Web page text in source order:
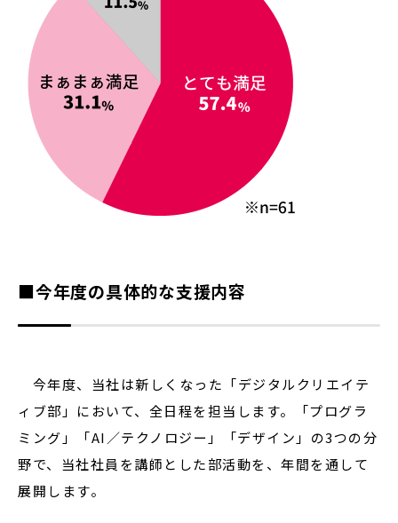
■今年度の具体的な支援内容
今年度、当社は新しくなった「デジタルクリエイテ
ィブ部」において、全日程を担当します。「プログラ
ミング」「AI／テクノロジー」「デザイン」の3つの分
野で、当社社員を講師とした部活動を、年間を通して
展開します。